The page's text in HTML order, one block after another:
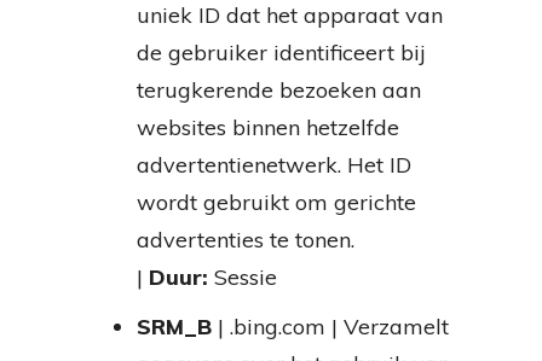
uniek ID dat het apparaat van
de gebruiker identificeert bij
terugkerende bezoeken aan
websites binnen hetzelfde
advertentienetwerk. Het ID
wordt gebruikt om gerichte
advertenties te tonen.
| Duur: Sessie
SRM_B | .bing.com | Verzamelt